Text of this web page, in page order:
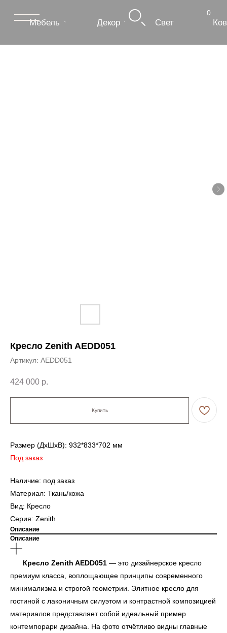
Мебель
Кресло Zenith AEDD051
Артикул: AEDD051
424 000 р.
Купить
Размер (ДxШxВ): 932*833*702 мм
Под заказ
Наличие: под заказ
Материал: Ткань/кожа
Вид: Кресло
Серия: Zenith
Описание
Описание
Кресло Zenith AEDD051 — это дизайнерское кресло
премиум класса, воплощающее принципы современного
минимализма и строгой геометрии. Элитное кресло для
гостиной с лаконичным силуэтом и контрастной композицией
материалов представляет собой идеальный пример
контемпорари дизайна. На фото отчётливо видны главные